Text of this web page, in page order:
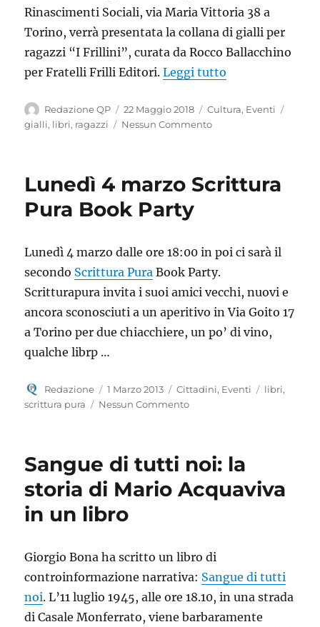
Rinascimenti Sociali, via Maria Vittoria 38 a
Torino, verrà presentata la collana di gialli per
ragazzi “I Frillini”, curata da Rocco Ballacchino
per Fratelli Frilli Editori.Leggi tutto
Autore
Redazione QP
Pubblicato
il
22 Maggio 2018 Categorie
Cultura, Eventi
gialli, libri, ragazzi Nessun Commento
Lunedì 4 marzo Scrittura
Pura Book Party
Lunedì 4 marzo dalle ore 18:00 in poi ci sarà il
secondo Scrittura Pura Book Party.
Scritturapura invita i suoi amici vecchi, nuovi e
ancora sconosciuti a un aperitivo in Via Goito 17
a Torino per due chiacchiere, un po’ di vino,
qualche librp …
Autore
Redazione
Pubblicato
il
1 Marzo 2013 Categorie
Cittadini, Eventi Tag
libri,
scrittura pura
Nessun Commento
Sangue di tutti noi: la
storia di Mario Acquaviva
in un libro
Giorgio Bona ha scritto un libro di
controinformazione narrativa: Sangue di tutti
noi. L’11 luglio 1945, alle ore 18.10, in una strada
di Casale Monferrato, viene barbaramente